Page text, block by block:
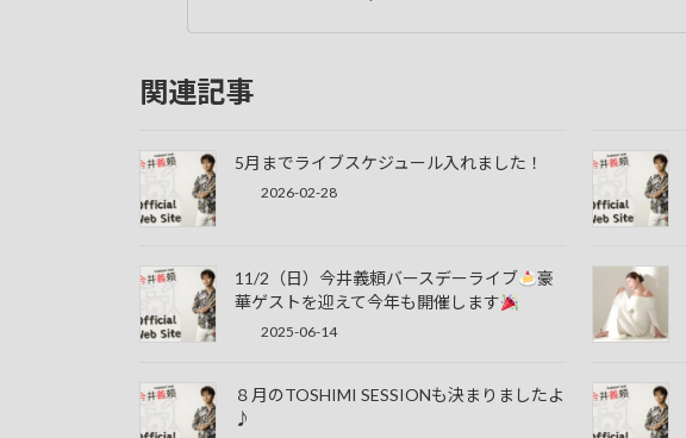
関連記事
5月までライブスケジュール入れました！
2026-02-28
11/2（日）今井義頼バースデーライブ
豪
華ゲストを迎えて今年も開催します
2025-06-14
８月のTOSHIMI SESSIONも決まりましたよ
♪